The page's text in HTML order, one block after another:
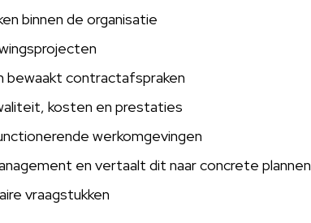
binnen de organisatie
bewaakt contractafspraken
kosten en prestaties
werkomgevingen
en vertaalt dit naar concrete plannen
vraagstukken